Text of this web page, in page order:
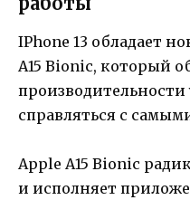
IPhone 13 обладает
A15 Bionic, который
производительности
справляться с
Apple A15 Bionic
и исполняет